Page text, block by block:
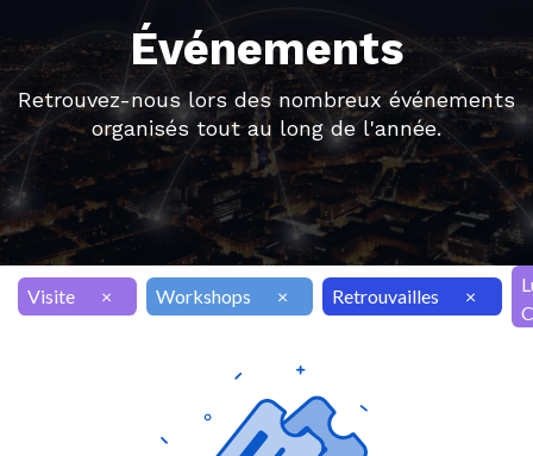
Événements
Retrouvez-nous lors des nombreux événements
organisés tout au long de l'année.
Visite × Workshops × Retrouvailles ×